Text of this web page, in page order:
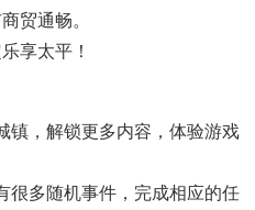
贸通畅。
享太平！
镇，解锁更多内容，体验游戏
很多随机事件，完成相应的任